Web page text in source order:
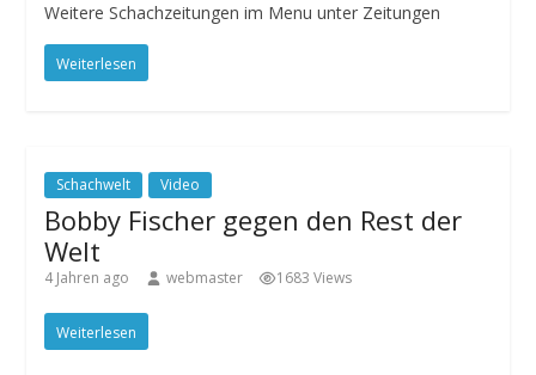
Weitere Schachzeitungen im Menu unter Zeitungen
Weiterlesen
Schachwelt Video
Bobby Fischer gegen den Rest der
Welt
4 Jahren ago webmaster 1683 Views
Weiterlesen